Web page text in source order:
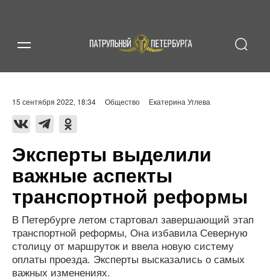
15 сентября 2022, 18:34 Общество Екатерина Углева
Эксперты выделили
важные аспекты
транспортной реформы
В Петербурге летом стартовал завершающий этап
транспортной реформы, Она избавила Северную
столицу от маршруток и ввела новую систему
оплаты проезда. Эксперты высказались о самых
важных изменениях.